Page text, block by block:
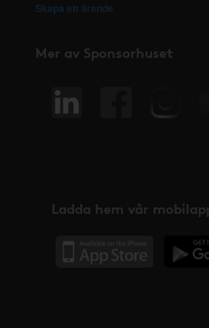
Skapa ett ärende
Mer av Sponsorhuset
Ladda hem vår